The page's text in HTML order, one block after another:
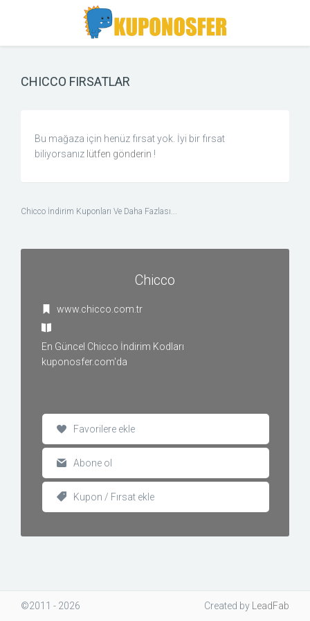
navigation
CHICCO FIRSATLAR
Bu mağaza için henüz fırsat yok. İyi bir fırsat
biliyorsanız lütfen gönderin !
Chicco İndirim Kuponları Ve Daha Fazlası...
Chicco
www.chicco.com.tr
En Güncel Chicco İndirim Kodları
kuponosfer.com'da
Favorilere ekle
Abone ol
Kupon / Fırsat ekle
©2011 - 2026 Created by LeadFab